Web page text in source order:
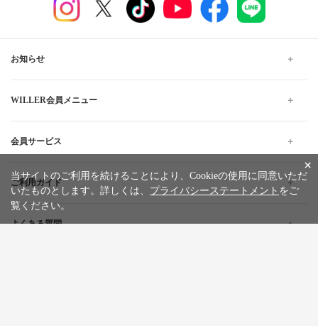
お知らせ
WILLER会員メニュー
会員サービス
ご利用ガイド
よくある質問
×
当サイトのご利用を続けることにより、Cookieの使用に同意いただ
いたものとします。詳しくは、 プライバシーステートメント をご
覧ください。